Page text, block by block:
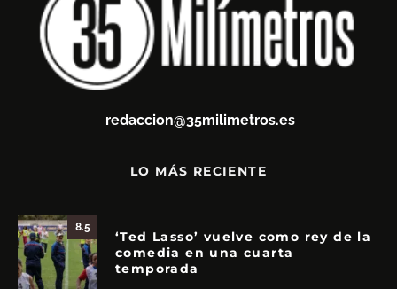
redaccion@35milimetros.es
LO MÁS RECIENTE
8.5
‘Ted Lasso’ vuelve como rey de la
comedia en una cuarta
temporada